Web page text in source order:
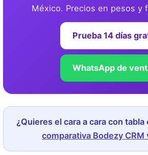
México. Precios en pesos y
Prueba 14 días
WhatsApp de
¿Quieres el cara a cara con tabla
comparativa Bodezy CRM